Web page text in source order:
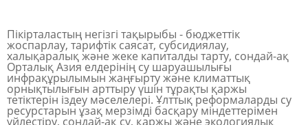
Пікірталастың негізгі тақырыбы - бюджеттік
жоспарлау, тарифтік саясат, субсидиялау,
халықаралық және жеке капиталды тарту, сондай-ақ
Орталық Азия елдерінің су шаруашылығы
инфрақұрылымын жаңғырту және климаттық
орнықтылығын арттыру үшін тұрақты қаржы
тетіктерін іздеу мәселелері. Ұлттық реформаларды су
ресурстарын ұзақ мерзімді басқару міндеттерімен
үйлестіру, сондай-ақ су, қаржы және экологиялық